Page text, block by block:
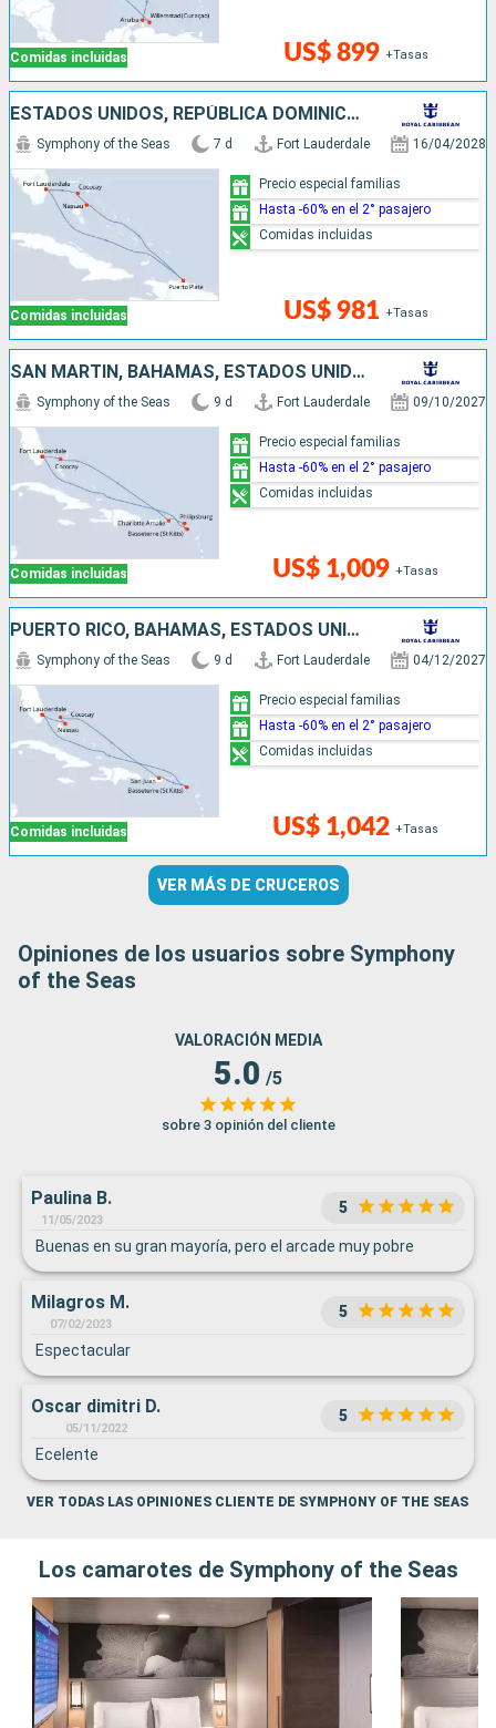
Comidas incluidas US$ 899 +Tasas
ESTADOS UNIDOS, REPÚBLICA DOMINICANA, BAHAMAS
Comidas incluidas
Symphony of the Seas 7 d Fort Lauderdale 16/04/2028
US$ 981 +Tasas
Precio especial familias
Hasta -60% en el 2° pasajero
Comidas incluidas
SAN MARTÍN, BAHAMAS, ESTADOS UNIDOS
Comidas incluidas
Symphony of the Seas 9 d Fort Lauderdale 09/10/2027
US$ 1,009 +Tasas
Precio especial familias
Hasta -60% en el 2° pasajero
Comidas incluidas
PUERTO RICO, BAHAMAS, ESTADOS UNIDOS
Comidas incluidas
Symphony of the Seas 9 d Fort Lauderdale 04/12/2027
US$ 1,042 +Tasas
Precio especial familias
Hasta -60% en el 2° pasajero
Comidas incluidas
VER MÁS DE CRUCEROS
Opiniones de los usuarios sobre Symphony
of the Seas
VALORACIÓN MEDIA
5.0 /5
sobre 3 opinión del cliente
Paulina B.
11/05/2023
5
Buenas en su gran mayoría, pero el arcade muy pobre
Milagros M.
07/02/2023
5
Espectacular
Oscar dimitri D.
05/11/2022
5
Ecelente
VER TODAS LAS OPINIONES CLIENTE DE SYMPHONY OF THE SEAS
Los camarotes de Symphony of the Seas